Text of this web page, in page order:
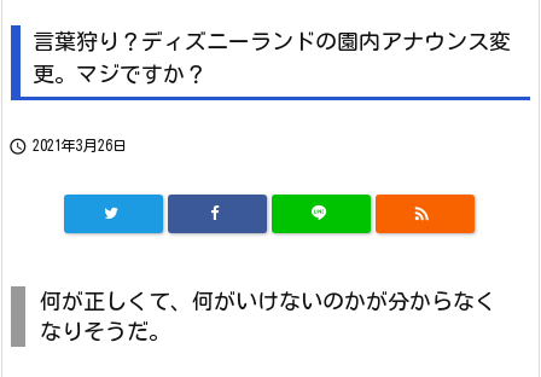
言葉狩り？ディズニーランドの園内アナウンス変
更。マジですか？
 2021年3月26日

何が正しくて、何がいけないのかが分からなく
なりそうだ。